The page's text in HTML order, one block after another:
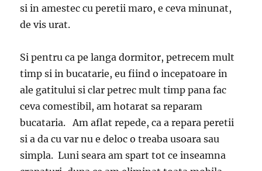
si in amestec cu peretii maro, e ceva minunat,
de vis urat.
Si pentru ca pe langa dormitor, petrecem mult
timp si in bucatarie, eu fiind o incepatoare in
ale gatitului si clar petrec mult timp pana fac
ceva comestibil, am hotarat sa reparam
bucataria. Am aflat repede, ca a repara peretii
si a da cu var nu e deloc o treaba usoara sau
simpla. Luni seara am spart tot ce inseamna